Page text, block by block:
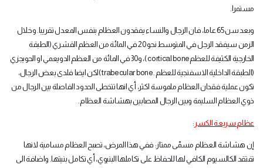
مستمرا.
وبعد سن 65 عاما، فان الرجال والنساء يفقدون العظام بنفس المعدل تقريبا. وخلال
الزمن سيفقد الرجل في المتوسط نحو 20 في المائة من العظم القشري (الطبقة
الخارجية الكثيفة للعظم( cortical bone
، و30 في المائة من العظم الدويعمي او الحويجزي
(الطبقة الداخلية الاسفنجية للعظم ( trabecular bone.لكن ايضا فلدى بعض الرجال،
تكون عملية فقدان العظام ملموسة اكثر، أي انها تتخطى الحدود الفاصلة بين الرجال من
ذوي العظام السليمة وبين الرجال المصابين بهشاشة العظام.
عظام سريعة الكسر :
إن هشاشة العظام مسمّى ممتاز: ففي هذا المرض، تصبح العظام مسامية لانها
تفتقد الكالسيوم الكافي لها للحفاظ على تكاملها البنيوي، أي تكامل بنيتها. واضافة الى